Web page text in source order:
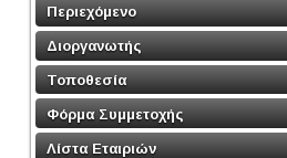
Περιεχόμενο
Διοργανωτής
Τοποθεσία
Φόρμα Συμμετοχής
Λίστα Εταιριών